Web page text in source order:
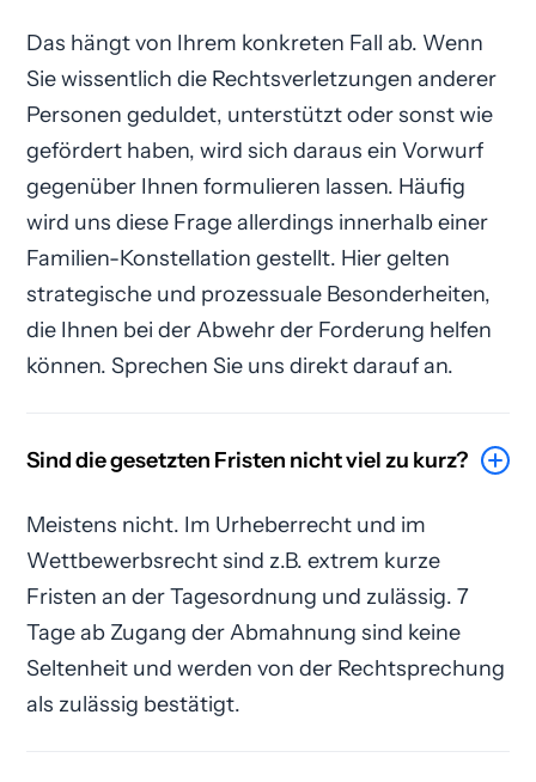
Das hängt von Ihrem konkreten Fall ab. Wenn
Sie wissentlich die Rechtsverletzungen anderer
Personen geduldet, unterstützt oder sonst wie
gefördert haben, wird sich daraus ein Vorwurf
gegenüber Ihnen formulieren lassen. Häufig
wird uns diese Frage allerdings innerhalb einer
Familien-Konstellation gestellt. Hier gelten
strategische und prozessuale Besonderheiten,
die Ihnen bei der Abwehr der Forderung helfen
können. Sprechen Sie uns direkt darauf an.
Sind die gesetzten Fristen nicht viel zu kurz?
Meistens nicht. Im Urheberrecht und im
Wettbewerbsrecht sind z.B. extrem kurze
Fristen an der Tagesordnung und zulässig. 7
Tage ab Zugang der Abmahnung sind keine
Seltenheit und werden von der Rechtsprechung
als zulässig bestätigt.